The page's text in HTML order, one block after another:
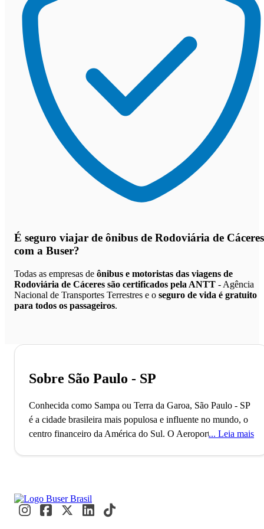
É seguro viajar de ônibus de Rodoviária de Cáceres
com a Buser?
Todas as empresas de ônibus e motoristas das viagens de
Rodoviária de Cáceres são certificados pela ANTT - Agência
Nacional de Transportes Terrestres e o seguro de vida é gratuito
para todos os passageiros.
Sobre São Paulo - SP
Conhecida como Sampa ou Terra da Garoa, São Paulo - SP
é a cidade brasileira mais populosa e influente no mundo, o
centro financeiro da América do Sul. O Aeroporto de
eventos internacionais como a Bienal de Arte e a São Paulo
Fashion Week acontecem. Paulistanos e visitantes se
Leia mais